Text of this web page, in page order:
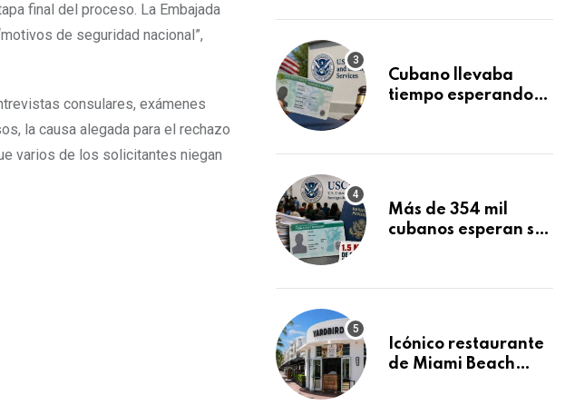
final del proceso. La Embajada
de seguridad nacional”,
consulares, exámenes
la causa alegada para el rechazo
varios de los solicitantes niegan
decidirse en una
Cubano llevaba
tiempo esperando
tras Writ of
Más de 354 mil
cubanos esperan su
acumula 1.5 millones
Icónico restaurante
de Miami Beach